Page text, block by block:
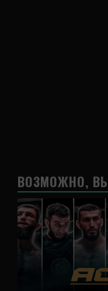
ВОЗМОЖНО,